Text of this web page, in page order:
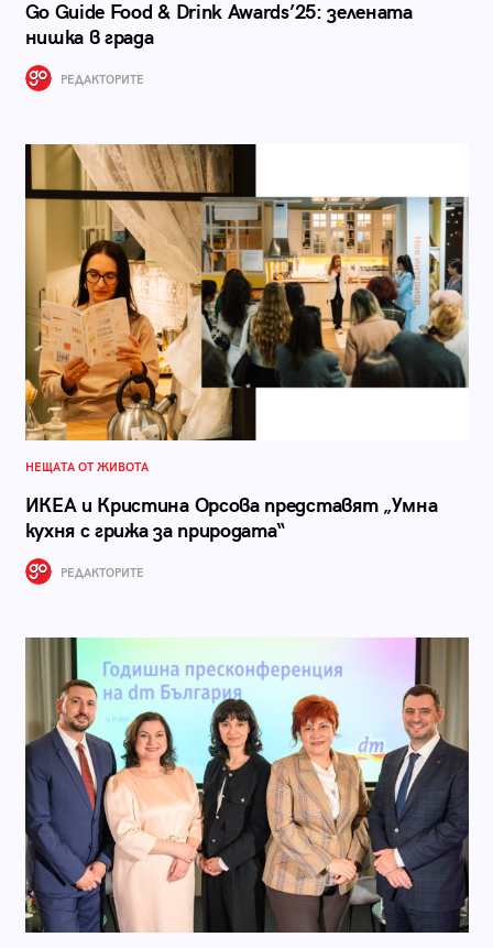
Go Guide Food & Drink Awards’25: зелената
нишка в града
РЕДАКТОРИТЕ
НЕЩАТА ОТ ЖИВОТА
ИКЕА и Кристина Орсова представят „Умна
кухня с грижа за природата“
РЕДАКТОРИТЕ